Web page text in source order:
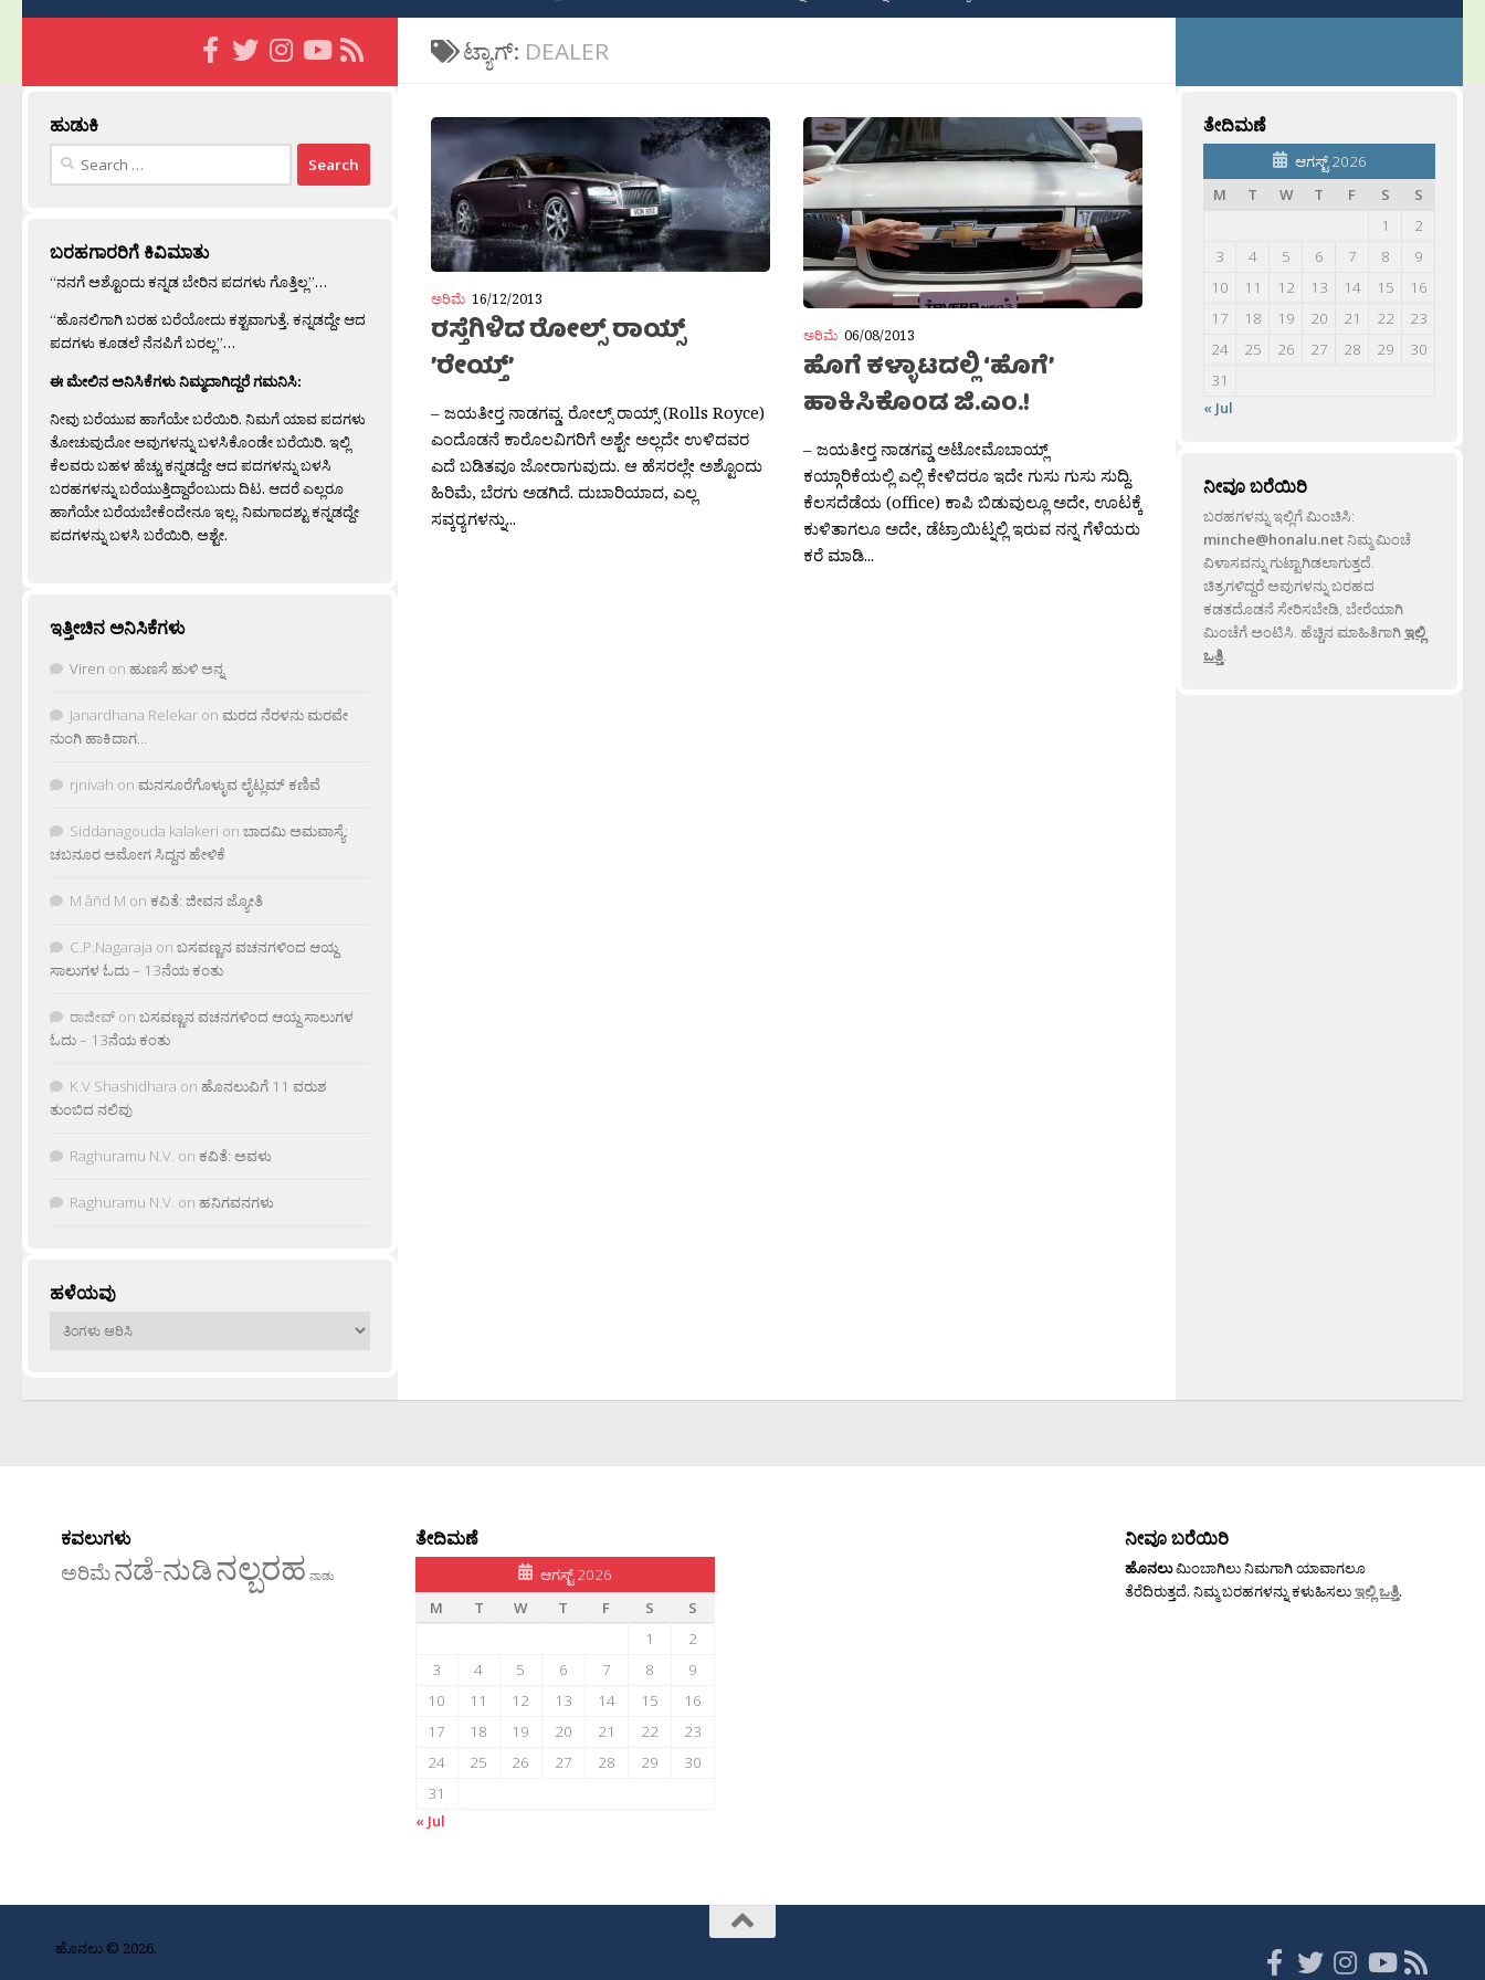
ಟ್ಯಾಗ್: DEALER
ಅರಿಮೆ 16/12/2013
ರಸ್ತೆಗಿಳಿದ ರೋಲ್ಸ್ ರಾಯ್ಸ್
’ರೇಯ್ತ್’
– ಜಯತೀರ‍್ತ ನಾಡಗವ್ಡ. ರೋಲ್ಸ್ ರಾಯ್ಸ್ (Rolls Royce)
ಎಂದೊಡನೆ ಕಾರೊಲವಿಗರಿಗೆ ಅಶ್ಟೇ ಅಲ್ಲದೇ ಉಳಿದವರ
ಎದೆ ಬಡಿತವೂ ಜೋರಾಗುವುದು. ಆ ಹೆಸರಲ್ಲೇ ಅಶ್ಟೊಂದು
ಹಿರಿಮೆ, ಬೆರಗು ಅಡಗಿದೆ. ದುಬಾರಿಯಾದ, ಎಲ್ಲ
ಸವ್ಕರ‍್ಯಗಳನ್ನು...
ಅರಿಮೆ 06/08/2013
ಹೊಗೆ ಕಳ್ಳಾಟದಲ್ಲಿ ‘ಹೊಗೆ’
ಹಾಕಿಸಿಕೊಂಡ ಜಿ.ಎಂ.!
– ಜಯತೀರ‍್ತ ನಾಡಗವ್ಡ ಅಟೋಮೊಬಾಯ್ಲ್
ಕಯ್ಗಾರಿಕೆಯಲ್ಲಿ ಎಲ್ಲಿ ಕೇಳಿದರೂ ಇದೇ ಗುಸು ಗುಸು ಸುದ್ದಿ.
ಕೆಲಸದೆಡೆಯ (office) ಕಾಪಿ ಬಿಡುವುಲ್ಲೂ ಅದೇ, ಊಟಕ್ಕೆ
ಕುಳಿತಾಗಲೂ ಅದೇ, ಡೆಟ್ರಾಯಿಟ್ನಲ್ಲಿ ಇರುವ ನನ್ನ ಗೆಳೆಯರು
ಕರೆ ಮಾಡಿ...
ಹುಡುಕಿ
Search
ಬರಹಗಾರರಿಗೆ ಕಿವಿಮಾತು
“ನನಗೆ ಅಶ್ಟೊಂದು ಕನ್ನಡ ಬೇರಿನ ಪದಗಳು ಗೊತ್ತಿಲ್ಲ”…
“ಹೊನಲಿಗಾಗಿ ಬರಹ ಬರೆಯೋದು ಕಶ್ಟವಾಗುತ್ತೆ. ಕನ್ನಡದ್ದೇ ಆದ
ಪದಗಳು ಕೂಡಲೆ ನೆನಪಿಗೆ ಬರಲ್ಲ”…
ಈ ಮೇಲಿನ ಅನಿಸಿಕೆಗಳು ನಿಮ್ಮದಾಗಿದ್ದರೆ ಗಮನಿಸಿ:
ನೀವು ಬರೆಯುವ ಹಾಗೆಯೇ ಬರೆಯಿರಿ. ನಿಮಗೆ ಯಾವ ಪದಗಳು
ತೋಚುವುದೋ ಅವುಗಳನ್ನು ಬಳಸಿಕೊಂಡೇ ಬರೆಯಿರಿ. ಇಲ್ಲಿ
ಕೆಲವರು ಬಹಳ ಹೆಚ್ಚು ಕನ್ನಡದ್ದೇ ಆದ ಪದಗಳನ್ನು ಬಳಸಿ
ಬರಹಗಳನ್ನು ಬರೆಯುತ್ತಿದ್ದಾರೆಂಬುದು ದಿಟ. ಆದರೆ ಎಲ್ಲರೂ
ಹಾಗೆಯೇ ಬರೆಯಬೇಕೆಂದೇನೂ ಇಲ್ಲ. ನಿಮಗಾದಶ್ಟು ಕನ್ನಡದ್ದೇ
ಪದಗಳನ್ನು ಬಳಸಿ ಬರೆಯಿರಿ, ಅಶ್ಟೇ.
ಇತ್ತೀಚಿನ ಅನಿಸಿಕೆಗಳು
Viren on ಹುಣಸೆ ಹುಳಿ ಅನ್ನ
Janardhana Relekar on ಮರದ ನೆರಳನು ಮರವೇ
ನುಂಗಿ ಹಾಕಿದಾಗ…
rjnivah on ಮನಸೂರೆಗೊಳ್ಳುವ ಲೈಟ್ಲಮ್ ಕಣಿವೆ
Siddanagouda kalakeri on ಬಾದಮಿ ಅಮವಾಸ್ಯೆ:
ಚಬನೂರ ಅಮೋಗ ಸಿದ್ದನ ಹೇಳಿಕೆ
M âñd M on ಕವಿತೆ: ಜೀವನ ಜ್ಯೋತಿ
C.P.Nagaraja on ಬಸವಣ್ಣನ ವಚನಗಳಿಂದ ಆಯ್ದ
ಸಾಲುಗಳ ಓದು – 13ನೆಯ ಕಂತು
ರಾಜೀವ್ on ಬಸವಣ್ಣನ ವಚನಗಳಿಂದ ಆಯ್ದ ಸಾಲುಗಳ
ಓದು – 13ನೆಯ ಕಂತು
K.V Shashidhara on ಹೊನಲುವಿಗೆ 11 ವರುಶ
ತುಂಬಿದ ನಲಿವು
Raghuramu N.V. on ಕವಿತೆ: ಅವಳು
Raghuramu N.V. on ಹನಿಗವನಗಳು
ಹಳೆಯವು
ಹಳೆಯವು
ತೇದಿಮಣೆ
ಆಗಸ್ಟ್ 2026
M
T W T F S
S
1
2
3
4 5 6 7 8
9
10
11 12 13 14 15
16
17
18 19 20 21 22
23
24
25 26 27 28 29
30
31
« Jul
ನೀವೂ ಬರೆಯಿರಿ
ಬರಹಗಳನ್ನು ಇಲ್ಲಿಗೆ ಮಿಂಚಿಸಿ:
minche@honalu.netನಿಮ್ಮ ಮಿಂಚೆ
ವಿಳಾಸವನ್ನು ಗುಟ್ಟಾಗಿಡಲಾಗುತ್ತದೆ.
ಚಿತ್ರಗಳಿದ್ದರೆ ಅವುಗಳನ್ನು ಬರಹದ
ಕಡತದೊಡನೆ ಸೇರಿಸಬೇಡಿ, ಬೇರೆಯಾಗಿ
ಮಿಂಚೆಗೆ ಅಂಟಿಸಿ. ಹೆಚ್ಚಿನ ಮಾಹಿತಿಗಾಗಿಇಲ್ಲಿ
ಒತ್ತಿ.
ಕವಲುಗಳು
ಅರಿಮೆನಡೆ-ನುಡಿನಲ್ಬರಹ ನಾಡು
ತೇದಿಮಣೆ
ಆಗಸ್ಟ್ 2026
M
T W T F S
S
1
2
3
4 5 6 7 8
9
10
11 12 13 14 15
16
17
18 19 20 21 22
23
24
25 26 27 28 29
30
31
« Jul
ನೀವೂ ಬರೆಯಿರಿ
ಹೊನಲುಮಿಂಬಾಗಿಲು ನಿಮಗಾಗಿ ಯಾವಾಗಲೂ
ತೆರೆದಿರುತ್ತದೆ. ನಿಮ್ಮ ಬರಹಗಳನ್ನು ಕಳುಹಿಸಲುಇಲ್ಲಿ ಒತ್ತಿ.
ಹೊನಲು © 2026.